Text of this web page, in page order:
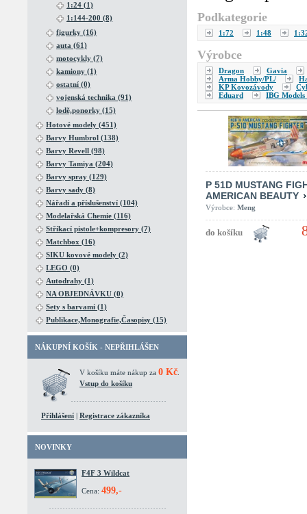
1:24 (1)
1:144-200 (8)
figurky (16)
auta (61)
motocykly (7)
kamiony (1)
ostatní (0)
vojenská technika (91)
lodě,ponorky (15)
Hotové modely (451)
Barvy Humbrol (138)
Barvy Revell (98)
Barvy Tamiya (204)
Barvy spray (129)
Barvy sady (8)
Nářadí a příslušenství (104)
Modelařská Chemie (116)
Stříkací pistole+kompresory (7)
Matchbox (16)
SIKU kovové modely (2)
LEGO (0)
Autodrahy (1)
NA OBJEDNÁVKU (0)
Sety s barvami (1)
Publikace,Monografie,Časopisy (15)
NÁKUPNÍ KOŠÍK - NEPŘIHLÁŠEN
V košíku máte nákup za 0 Kč
Vstup do košíku
Přihlášení | Registrace zákazníka
NOVINKY
F4F 3 Wildcat
Cena: 499,-
Podkategorie
1:72 1:48
Výrobce
Dragon
Gavia
Arma Hobby/PL/
KP Kovozávody
Eduard
IBG Models
P 51D MUSTANG
AMERICAN BEAUTY
Výrobce: Meng